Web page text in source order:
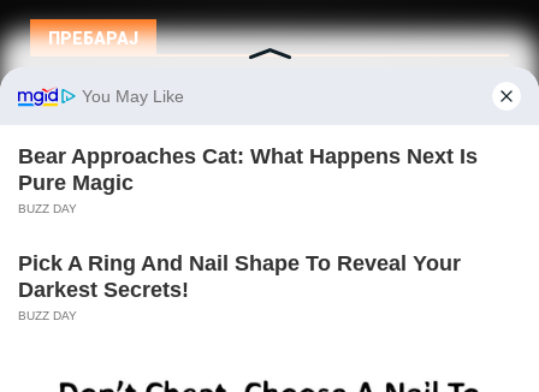
ПРЕБАРАЈ
Македонија Спорт
© Copyright 2026 Gladiator - Powered by dbT18